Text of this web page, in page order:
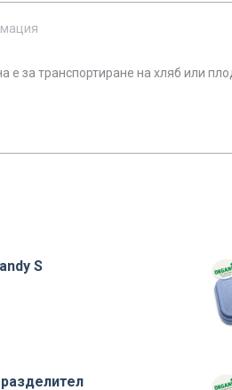
е за транспортиране на хляб или
S